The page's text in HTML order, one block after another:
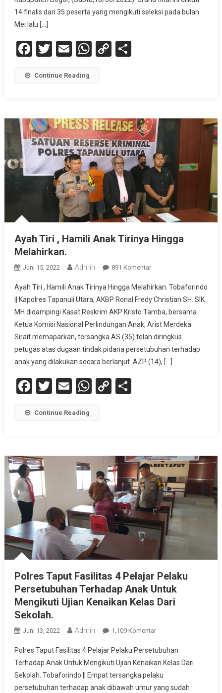
Putri
14 finalis dari 35 peserta yang mengikuti seleksi pada bulan
Mei lalu […]
Facebook
Twitter
EmailWhatsApp
CopyShare
Continue Reading
Ayah Tiri , Hamili Anak Tirinya Hingga
Melahirkan.
Juni 15, 2022 Admin 891 KomentarPada
Tiri
,
Hamili
Anak
Tirinya
Hingga
Melahirkan.
Ayah Tiri , Hamili Anak Tirinya Hingga Melahirkan. Tobaforindo
|| Kapolres Tapanuli Utara, AKBP Ronal Fredy Christian SH. SIK.
MH didampingi Kasat Reskrim AKP Kristo Tamba, bersama
Ketua Komisi Nasional Perlindungan Anak, Arist Merdeka
Sirait memaparkan, tersangka AS (35) telah diringkus
petugas atas dugaan tindak pidana persetubuhan terhadap
anak yang dilakukan secara berlanjut. AZP (14), […]
Facebook
Twitter
EmailWhatsApp
CopyShare
Continue Reading
Polres Taput Fasilitas 4 Pelajar Pelaku
Persetubuhan Terhadap Anak Untuk
Mengikuti Ujian Kenaikan Kelas Dari
Sekolah.
Juni 13, 2022 Admin 1,109 KomentarPada
Taput
Fasilitas
4
Pelajar
Polres Taput Fasilitas 4 Pelajar Pelaku Persetubuhan
Terhadap Anak Untuk Mengikuti Ujian Kenaikan Kelas Dari
Sekolah. Tobaforindo || Empat tersangka pelaku
persetubuhan terhadap anak dibawah umur yang sudah